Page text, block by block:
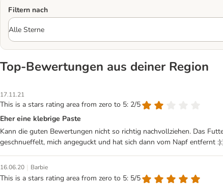
Filtern nach
Top‑Bewertungen aus deiner Region
17.11.21
This is a stars rating area from zero to 5: 2/5
Eher eine klebrige Paste
Kann die guten Bewertungen nicht so richtig nachvollziehen. Das
geschnueffelt, mich angeguckt und hat sich dann vom Napf entfernt
16.06.20 | Barbie
This is a stars rating area from zero to 5: 5/5